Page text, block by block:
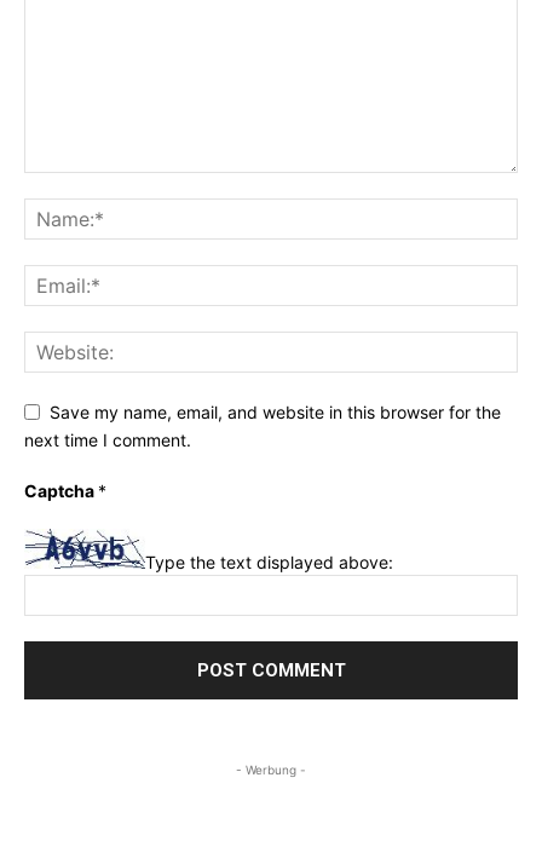
Save my name, email, and website in this browser for the
next time I comment.
Captcha *
Type the text displayed above:
- Werbung -